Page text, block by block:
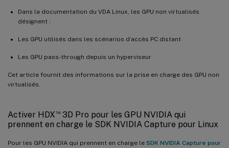
Dans la documentation du VDA Linux, les GPU non virtualisés
désignent :
Les GPU utilisés dans les scénarios d’accès PC distant
Les GPU pass-through depuis un hyperviseur
Cet article fournit des informations sur la prise en charge des GPU non
virtualisés.
Activer HDX™3D Pro pour les GPU NVIDIA qui
prennent en charge le SDK NVIDIA Capture pour Linux
Pour les GPU NVIDIA qui prennent en charge le SDK NVIDIA Capture pour